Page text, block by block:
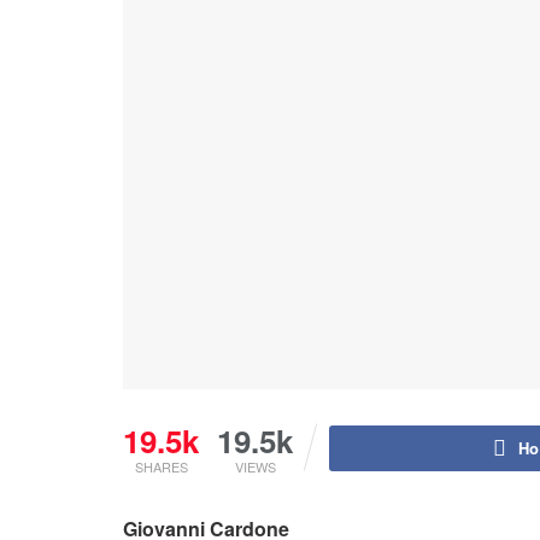
19.5k
SHARES
19.5k
VIEWS
Giovanni Cardone